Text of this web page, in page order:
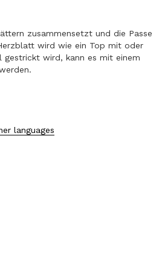
zusammensetzt und die Passe
wird wie ein Top mit oder
gestrickt wird, kann es mit einem
languages